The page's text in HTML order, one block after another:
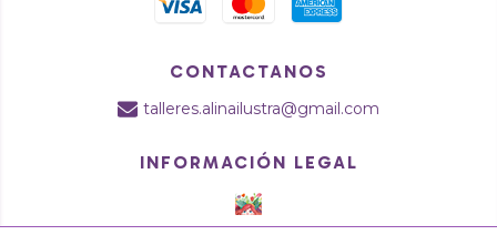
CONTACTANOS
talleres.alinailustra@gmail.com
INFORMACIÓN LEGAL